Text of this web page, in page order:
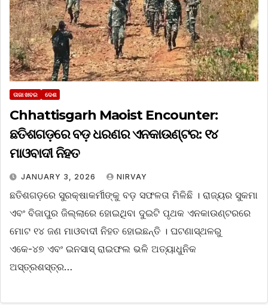
ତାଜା ଖବର ଦେଶ
Chhattisgarh Maoist Encounter:
ଛତିଶଗଡ଼ରେ ବଡ଼ ଧରଣର ଏନକାଉଣ୍ଟର: ୧୪
ମାଓବାଦୀ ନିହତ
JANUARY 3, 2026 NIRVAY
ଛତିଶଗଡ଼ରେ ସୁରକ୍ଷାକର୍ମୀଙ୍କୁ ବଡ଼ ସଫଳତା ମିଳିଛି । ରାଜ୍ୟର ସୁକମା
ଏବଂ ବିଜାପୁର ଜିଲ୍ଲାରେ ହୋଇଥିବା ଦୁଇଟି ପୃଥକ ଏନକାଉଣ୍ଟରରେ
ମୋଟ ୧୪ ଜଣ ମାଓବାଦୀ ନିହତ ହୋଇଛନ୍ତି । ଘଟଣାସ୍ଥଳରୁ
ଏକେ-୪୭ ଏବଂ ଇନସାସ୍ ରାଇଫଲ ଭଳି ଅତ୍ୟାଧୁନିକ
ଅସ୍ତ୍ରଶସ୍ତ୍ର…